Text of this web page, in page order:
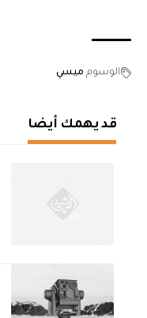
الوسوم ميسي
قد يهمك أيضا